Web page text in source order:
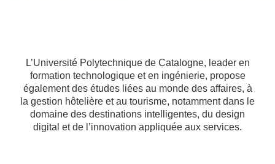
L’Université Polytechnique de Catalogne, leader en
formation technologique et en ingénierie, propose
également des études liées au monde des affaires, à
la gestion hôtelière et au tourisme, notamment dans le
domaine des destinations intelligentes, du design
digital et de l’innovation appliquée aux services.